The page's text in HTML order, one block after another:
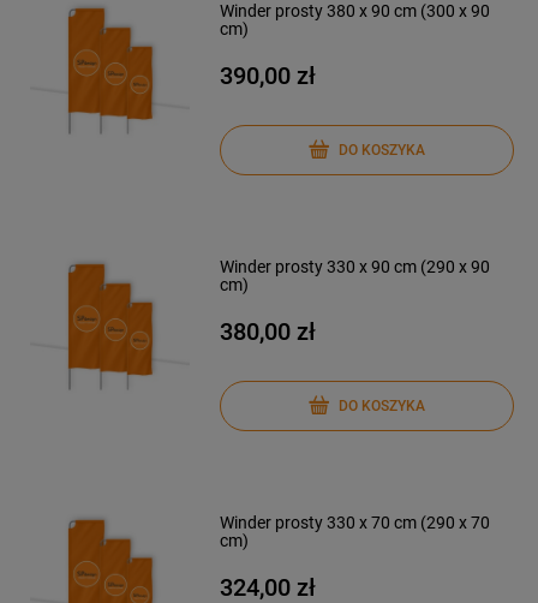
Winder prosty 380 x 90 cm (300 x 90
cm)
390,00 zł
DO KOSZYKA
Winder prosty 330 x 90 cm (290 x 90
cm)
380,00 zł
DO KOSZYKA
Winder prosty 330 x 70 cm (290 x 70
cm)
324,00 zł